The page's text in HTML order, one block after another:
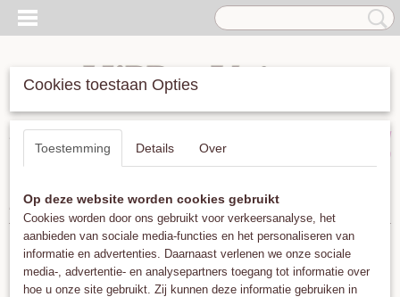
Inloggen Registreren
UW WINKELWAGEN
(0)
Home >Armbanden>Guanabana Argentina 3mm Lila
Cookies toestaan Opties
Toestemming Details Over
Op deze website worden cookies gebruikt
Cookies worden door ons gebruikt voor verkeersanalyse, het
aanbieden van sociale media-functies en het personaliseren van
informatie en advertenties. Daarnaast verlenen we onze sociale
media-, advertentie- en analysepartners toegang tot informatie over
hoe u onze site gebruikt. Zij kunnen deze informatie gebruiken in